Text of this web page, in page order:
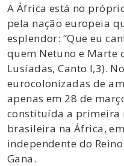
A África está no
pela nação europeia
esplendor: “Que eu
quem Netuno e Marte
Lusíadas, Canto I,3).
eurocolonizadas de
apenas em 28 de
constituída a primeira
brasileira na África,
independente do
Gana.